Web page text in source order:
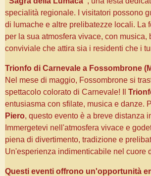
specialità regionale. I visitatori possono
di lumache e altre prelibatezze locali. La
per la sua atmosfera vivace, con musica,
conviviale che attira sia i residenti che i
Trionfo di Carnevale a Fossombrone
Nel mese di maggio, Fossombrone si
spettacolo colorato di Carnevale! Il
entusiasma con sfilate, musica e danze.
Piero, questo evento è a breve distanza
Immergetevi nell'atmosfera vivace e
piena di divertimento, tradizione e
Un'esperienza indimenticabile nel cuore
Questi eventi offrono un'opportunità